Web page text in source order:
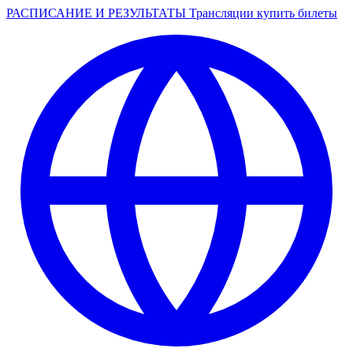
РАСПИСАНИЕ И РЕЗУЛЬТАТЫ Трансляции купить билеты